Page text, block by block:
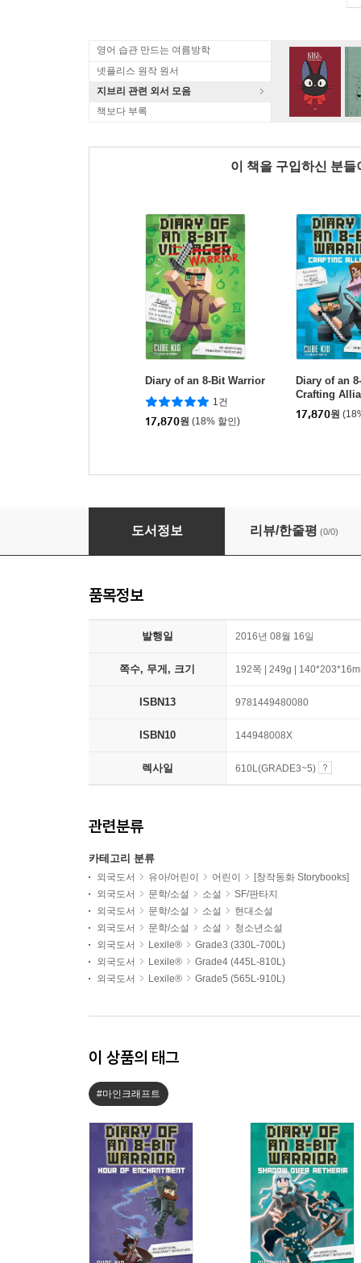
영어 습관 만드는 여름방학
넷플리스 원작 원서
지브리 관련 외서 모음
책보다 부록
이 책을 구입하신 분
Diary of an 8-Bit Warrior
1건
17,870원 (18% 할인)
Diary of an
Crafting
17,870원
Diary of an 8-Bit Warrior: From Seeds to
도서정보 리뷰/한줄평 (0/0)
품목정보
발행일 2016년 08월 16일
쪽수, 무게, 크기 192쪽 | 249g |
ISBN13 9781449480080
ISBN10 144948008X
렉사일 610L(GRADE3~5)
관련분류
카테고리 분류
외국도서 유아/어린이 어린이
[창작동화 Storybooks]
외국도서
문학/소설 소설
SF/판타지
외국도서
문학/소설 소설
현대소설
외국도서
문학/소설 소설
청소년소설
외국도서
Lexile®
Grade3 (330L-700L)
외국도서
Lexile®
Grade4 (445L-810L)
외국도서
Lexile® Grade5 (565L-910L)
이 상품의 태그
#마인크래프트